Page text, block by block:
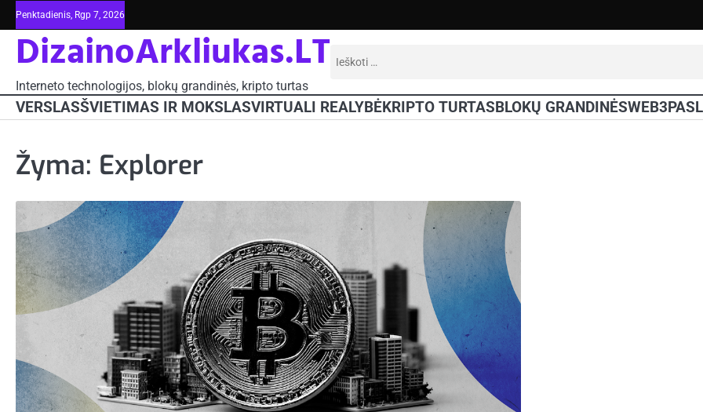
Skip
to
content
Penktadienis, Rgp 7, 2026
DizainoArkliukas.LT
Interneto technologijos, blokų grandinės, kripto turtas
Ieškoti:
VERSLASŠVIETIMAS IR MOKSLASVIRTUALI REALYBĖKRIPTO TURTASBLOKŲ GRANDINĖSWEB3
Žyma: Explorer